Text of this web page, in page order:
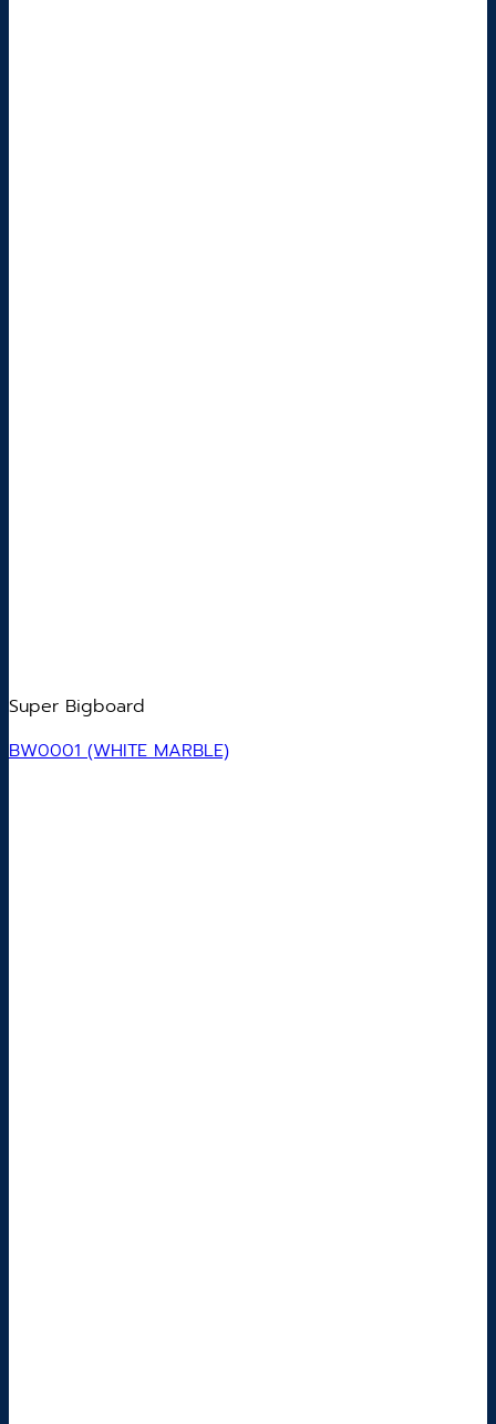
Super Bigboard
BW0001 (WHITE MARBLE)